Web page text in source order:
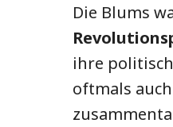
Die Blums
ihre
oftmals